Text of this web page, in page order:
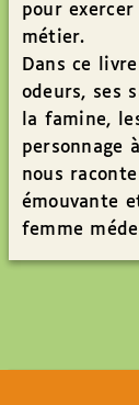
pour
métier.
Dans ce
odeurs, ses
la famine,
personnage
nous
émouvante
femme